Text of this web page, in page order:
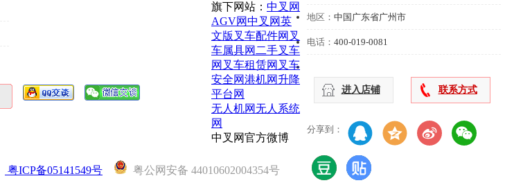
地区： 中国广东省广州市
电话： 400-019-0081
进入店铺 联系方式
分享到：
旗下网站： 中叉网
AGV网中叉网英
文版 叉车配件网 叉
车属具网 二手叉车
网 叉车租赁网 叉车
安全网港机网 升降
平台网
无人机网无人系统
网
中叉网官方微博
粤ICP备05141549号 粤公网安备 44010602004354号